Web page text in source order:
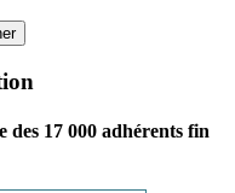
17 000 adhérents fin